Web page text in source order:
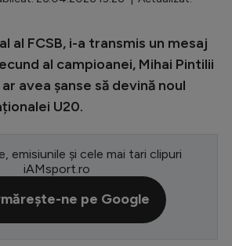
League
League
League
League
A
al FCSB, i-a transmis un mesaj
al campioanei, Mihai Pintilii
avea șanse să devină noul
U20.
emisiunile și cele mai tari clipuri
iAMsport.ro
ne pe Google